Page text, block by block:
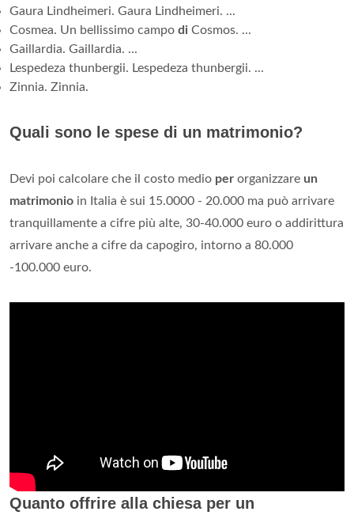
Gaura Lindheimeri. Gaura Lindheimeri. ...
Cosmea. Un bellissimo campo di Cosmos. ...
Gaillardia. Gaillardia. ...
Lespedeza thunbergii. Lespedeza thunbergii. ...
Zinnia. Zinnia.
Quali sono le spese di un matrimonio?
Devi poi calcolare che il costo medio per organizzare un
matrimonio in Italia è sui 15.0000 - 20.000 ma può arrivare
tranquillamente a cifre più alte, 30-40.000 euro o addirittura
arrivare anche a cifre da capogiro, intorno a 80.000
-100.000 euro.
Quanto offrire alla chiesa per un